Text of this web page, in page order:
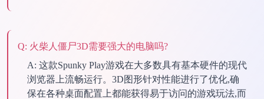
Q: 火柴人僵尸3D需要强大的电脑吗?
A: 这款Spunky Play游戏在大多数具有基本硬件的现代
浏览器上流畅运行。3D图形针对性能进行了优化,确
保在各种桌面配置上都能获得易于访问的游戏玩法,而